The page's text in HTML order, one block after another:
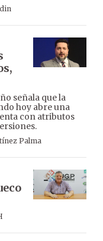
señala que la
hoy abre una
con atributos
Palma